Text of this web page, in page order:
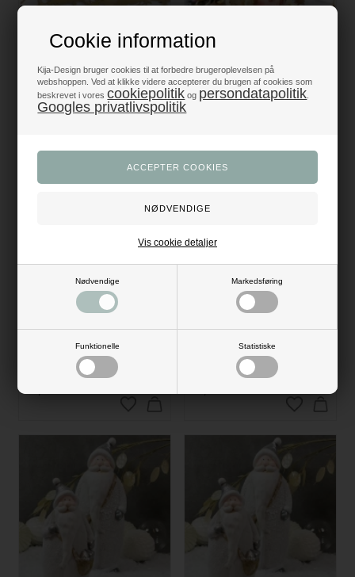
Cookie information
Kija-Design bruger cookies til at forbedre brugeroplevelsen på
webshoppen. Ved at klikke videre accepterer du brugen af cookies som
beskrevet i vorescookiepolitik og persondatapolitik
Googles privatlivspolitik
Nødvendige Markedsføring
Funktionelle Statistiske
Vis cookie detaljer
Konfetti pynt Rudolf 3,6cm, 20
Lametta glimmerforhæng
Stjerner guld 2,45m x 1m
Lametta glimmerforhæng
Stjerner sølv 2,45m x 1m